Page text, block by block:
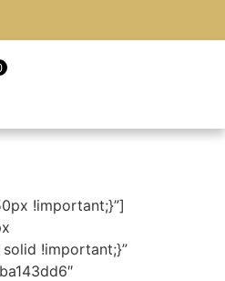
!important;}”]
!important;}”